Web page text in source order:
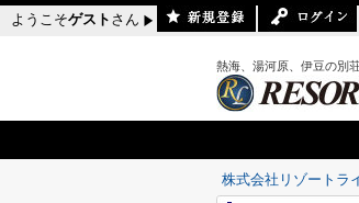
ようこそゲスト さん
熱海、湯河原、伊豆の別
株式会社リゾートラ